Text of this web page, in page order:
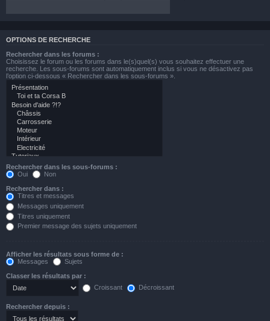
OPTIONS DE RECHERCHE
Rechercher dans les forums :
Choisissez le forum ou les forums dans le(s)quel(s) vous souhaitez effectuer une
recherche. Les sous-forums sont automatiquement inclus si vous ne désactivez pas
l’option ci-dessous « Rechercher dans les sous-forums ».
Rechercher dans les sous-forums :
Oui
Non
Rechercher dans :
Titres et messages
Messages uniquement
Titres uniquement
Premier message des sujets uniquement
Afficher les résultats sous forme de :
Messages
Sujets
Classer les résultats par :
Croissant
Décroissant
Rechercher depuis :